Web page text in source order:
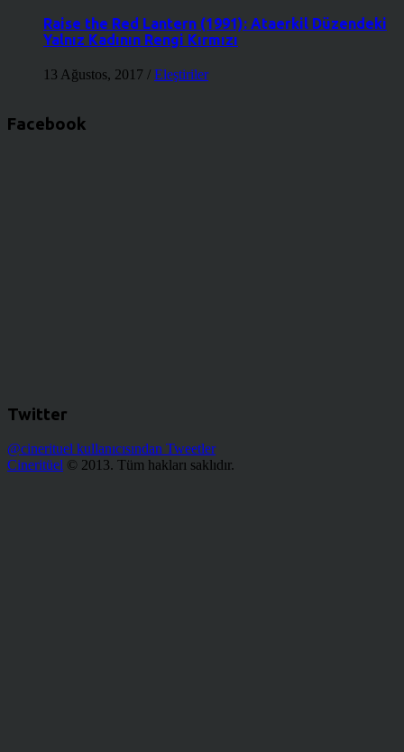
Raise the Red Lantern (1991): Ataerkil Düzendeki
Yalnız Kadının Rengi Kırmızı
13 Ağustos, 2017 / Eleştiriler
Facebook
Twitter
@cinerituel kullanıcısından Tweetler
Cineritüel © 2013. Tüm hakları saklıdır.